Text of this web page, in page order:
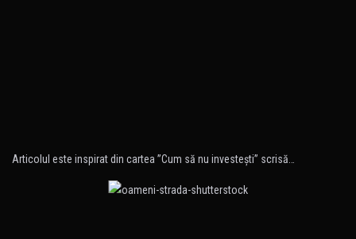
Articolul este inspirat din cartea ”Cum să nu investeşti” scrisă…